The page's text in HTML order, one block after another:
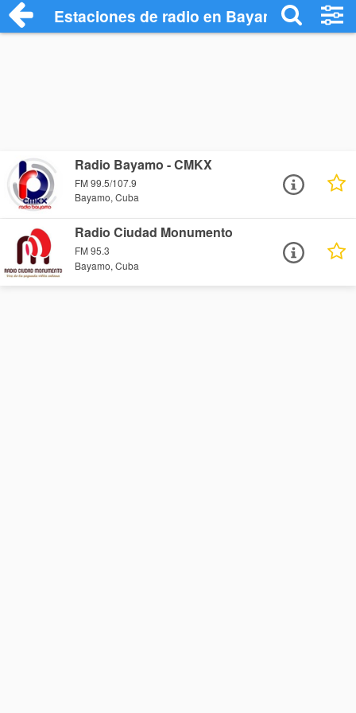
Estaciones de radio en Bayamo -
Radio Bayamo - CMKX
FM 99.5/107.9
Bayamo, Cuba
Radio Ciudad Monumento
FM 95.3
Bayamo, Cuba